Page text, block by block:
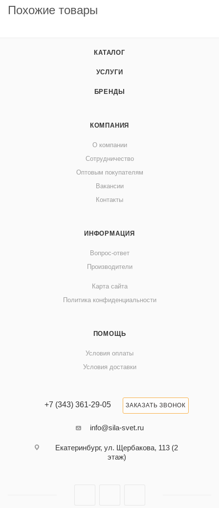
Похожие товары
КАТАЛОГ
УСЛУГИ
БРЕНДЫ
КОМПАНИЯ
О компании
Сотрудничество
Оптовым покупателям
Вакансии
Контакты
ИНФОРМАЦИЯ
Вопрос-ответ
Производители
Карта сайта
Политика конфиденциальности
ПОМОЩЬ
Условия оплаты
Условия доставки
+7 (343) 361-29-05 ЗАКАЗАТЬ ЗВОНОК
info@sila-svet.ru
Екатеринбург, ул. Щербакова, 113 (2
этаж)